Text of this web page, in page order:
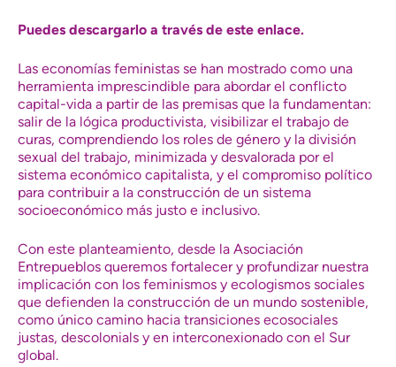
Puedes descargarlo a través de este enlace.
Las economías feministas se han mostrado como una
herramienta imprescindible para abordar el conflicto
capital-vida a partir de las premisas que la fundamentan:
salir de la lógica productivista, visibilizar el trabajo de
curas, comprendiendo los roles de género y la división
sexual del trabajo, minimizada y desvalorada por el
sistema económico capitalista, y el compromiso político
para contribuir a la construcción de un sistema
socioeconómico más justo e inclusivo.
Con este planteamiento, desde la Asociación
Entrepueblos queremos fortalecer y profundizar nuestra
implicación con los feminismos y ecologismos sociales
que defienden la construcción de un mundo sostenible,
como único camino hacia transiciones ecosociales
justas, descolonials y en interconexionado con el Sur
global.